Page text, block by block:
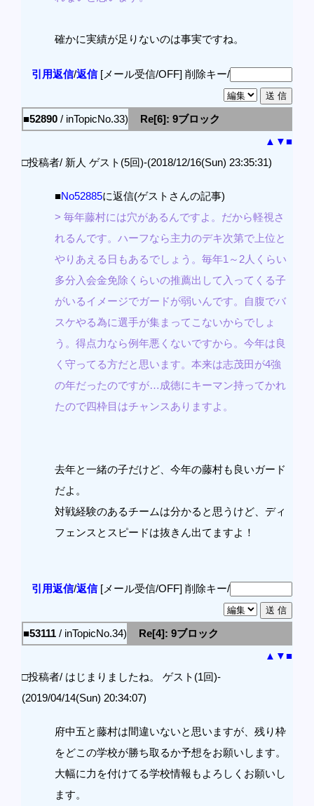
確かに実績が足りないのは事実ですね。
引用返信/返信[メール受信/OFF] 削除キー/
■52890 / inTopicNo.33)
Re[6]: 9ブロック
▲ ▼■
□投稿者/ 新人 ゲスト(5回)-(2018/12/16(Sun) 23:35:31)
■No52885に返信(ゲストさんの記事)
> 毎年藤村には穴があるんですよ。だから軽視さ
れるんです。ハーフなら主力のデキ次第で上位と
やりあえる日もあるでしょう。毎年1～2人くらい
多分入会金免除くらいの推薦出して入ってくる子
がいるイメージでガードが弱いんです。自腹でバ
スケやる為に選手が集まってこないからでしょ
う。得点力なら例年悪くないですから。今年は良
く守ってる方だと思います。本来は志茂田が4強
の年だったのですが…成徳にキーマン持ってかれ
たので四枠目はチャンスありますよ。
去年と一緒の子だけど、今年の藤村も良いガード
だよ。
対戦経験のあるチームは分かると思うけど、ディ
フェンスとスピードは抜きん出てますよ！
引用返信/返信[メール受信/OFF] 削除キー/
■53111 / inTopicNo.34)
Re[4]: 9ブロック
▲ ▼■
□投稿者/ はじまりましたね。 ゲスト(1回)-
(2019/04/14(Sun) 20:34:07)
府中五と藤村は間違いないと思いますが、残り枠
をどこの学校が勝ち取るか予想をお願いします。
大幅に力を付けてる学校情報もよろしくお願いし
ます。